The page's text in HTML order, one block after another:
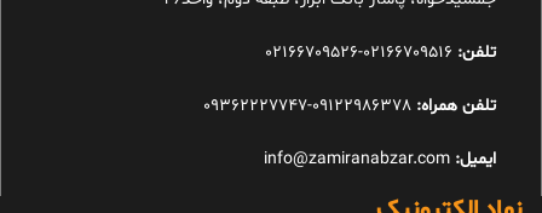
تلفن:
تلفن همراه: 09122986378-09362227747
ایمیل: